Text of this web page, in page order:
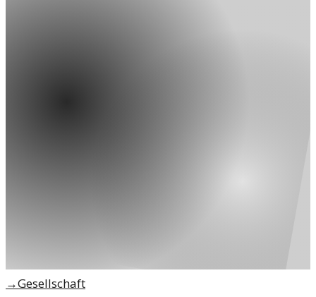
→Gesellschaft